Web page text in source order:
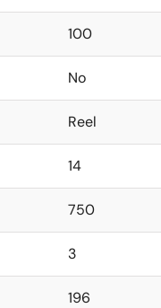
100
No
Reel
14
750
3
196